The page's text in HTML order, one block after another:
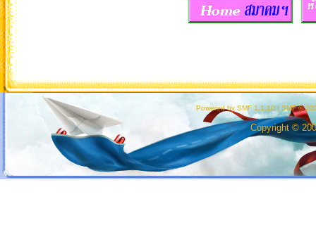
Powered by SMF 1.1.10 | SMF ©
Copyright ©